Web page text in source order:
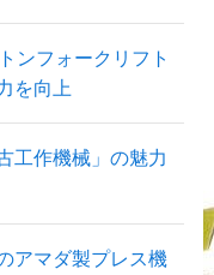
ンフォークリフト
を向上
工作機械」の魅力
アマダ製プレス機